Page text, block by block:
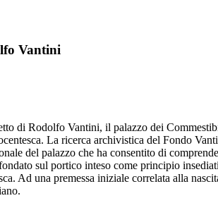
Vantini
di Rodolfo Vantini, il palazzo dei
La ricerca archivistica del Fondo
del palazzo che ha consentito di
sul portico inteso come principio
Ad una premessa iniziale correlata alla